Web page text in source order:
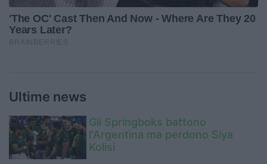
Ultime news
Gli Springboks battono
l'Argentina ma perdono Siya
Kolisi